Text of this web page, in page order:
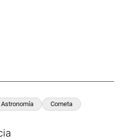
Astronomía Cometa